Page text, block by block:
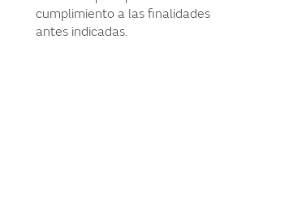
cumplimiento a las finalidades
antes indicadas.